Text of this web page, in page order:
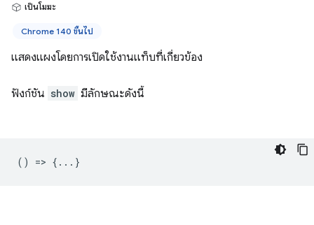
เป็นโมฆะ
Chrome 140 ขึ้นไป
แสดงแผงโดยการเปิดใช้งานแท็บที่เกี่ยวข้อง
ฟังก์ชัน show มีลักษณะดังนี้
() => {...}